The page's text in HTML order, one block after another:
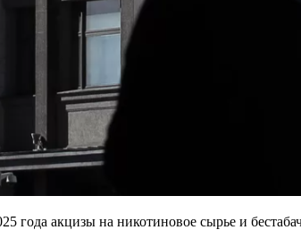
года акцизы на никотиновое сырье и